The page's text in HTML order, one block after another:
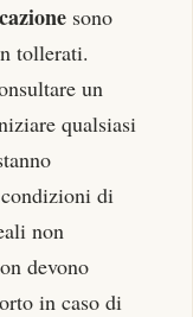
sono
tollerati.
un
qualsiasi
di
non
devono
in caso di